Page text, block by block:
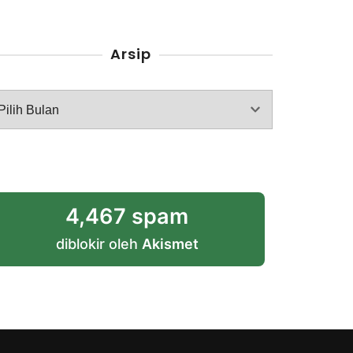
Arsip
4,467 spam
diblokir oleh Akismet